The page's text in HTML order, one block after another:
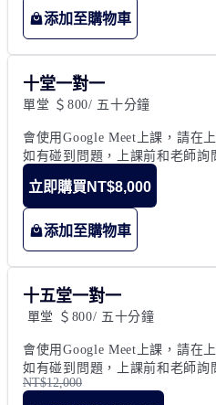
添加至購物車
十堂一對一
單堂 ＄800/ 五十分鐘
會使用Google Meet上課，請在
如有碰到問題，上課前和老師詢
立即購買 NT$8,000
添加至購物車
十五堂一對一
會使用Google Meet上課，請在
如有碰到問題，上課前和老師詢
NT$12,000